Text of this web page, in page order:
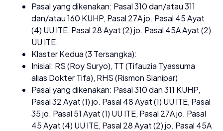
Pasal yang dikenakan: Pasal 310 dan/atau 311
dan/atau 160 KUHP, Pasal 27A jo. Pasal 45 Ayat
(4) UU ITE, Pasal 28 Ayat (2) jo. Pasal 45A Ayat (2)
UU ITE.
Klaster Kedua (3 Tersangka):
Inisial: RS (Roy Suryo), TT (Tifauzia Tyassuma
alias Dokter Tifa), RHS (Rismon Sianipar)
Pasal yang dikenakan: Pasal 310 dan 311 KUHP,
Pasal 32 Ayat (1) jo. Pasal 48 Ayat (1) UU ITE, Pasal
35 jo. Pasal 51 Ayat (1) UU ITE, Pasal 27A jo. Pasal
45 Ayat (4) UU ITE, Pasal 28 Ayat (2) jo. Pasal 45A